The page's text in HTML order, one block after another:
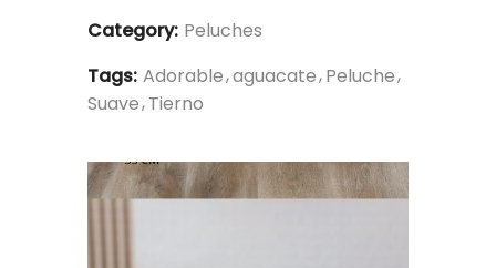
Category: Peluches
Tags: Adorable aguacate Peluche
Suave Tierno